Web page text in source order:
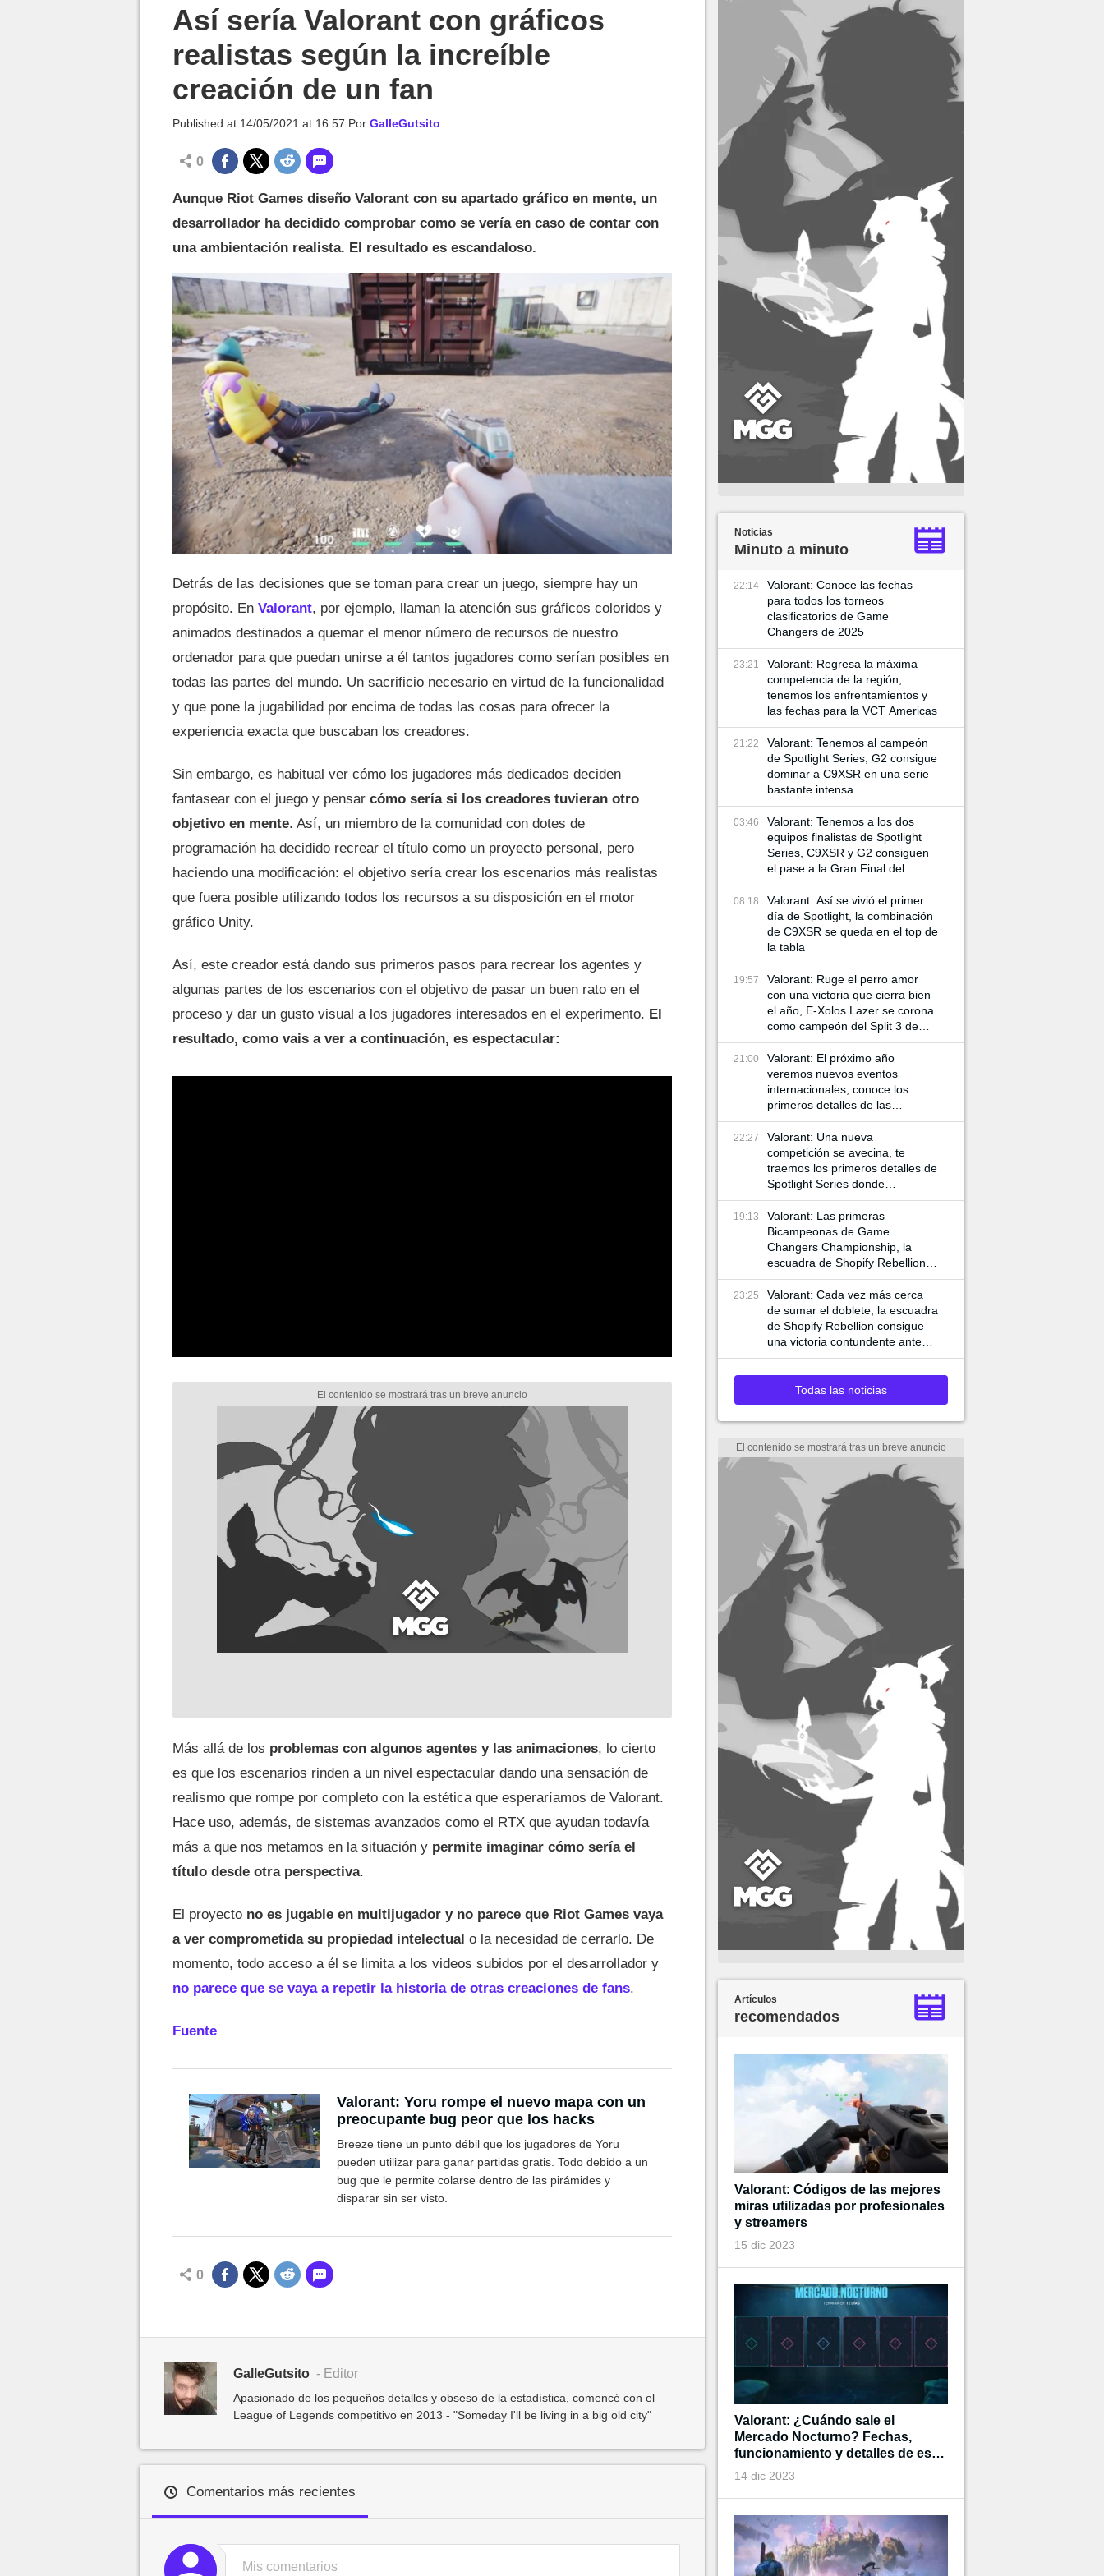
Así sería Valorant con gráficos
realistas según la increíble
creación de un fan
Published at 14/05/2021 at 16:57 Por GalleGutsito
0
Aunque Riot Games diseño Valorant con su apartado gráfico en mente, un
desarrollador ha decidido comprobar como se vería en caso de contar con
una ambientación realista. El resultado es escandaloso.
Detrás de las decisiones que se toman para crear un juego, siempre hay un
propósito. En Valorant, por ejemplo, llaman la atención sus gráficos coloridos y
animados destinados a quemar el menor número de recursos de nuestro
ordenador para que puedan unirse a él tantos jugadores como serían posibles en
todas las partes del mundo. Un sacrificio necesario en virtud de la funcionalidad
y que pone la jugabilidad por encima de todas las cosas para ofrecer la
experiencia exacta que buscaban los creadores.
Sin embargo, es habitual ver cómo los jugadores más dedicados deciden
fantasear con el juego y pensar cómo sería si los creadores tuvieran otro
objetivo en mente. Así, un miembro de la comunidad con dotes de
programación ha decidido recrear el título como un proyecto personal, pero
haciendo una modificación: el objetivo sería crear los escenarios más realistas
que fuera posible utilizando todos los recursos a su disposición en el motor
gráfico Unity.
Así, este creador está dando sus primeros pasos para recrear los agentes y
algunas partes de los escenarios con el objetivo de pasar un buen rato en el
proceso y dar un gusto visual a los jugadores interesados en el experimento. El
resultado, como vais a ver a continuación, es espectacular:
Más allá de los problemas con algunos agentes y las animaciones, lo cierto
es que los escenarios rinden a un nivel espectacular dando una sensación de
realismo que rompe por completo con la estética que esperaríamos de Valorant.
Hace uso, además, de sistemas avanzados como el RTX que ayudan todavía
más a que nos metamos en la situación y permite imaginar cómo sería el
título desde otra perspectiva.
El proyecto no es jugable en multijugador y no parece que Riot Games vaya
a ver comprometida su propiedad intelectual o la necesidad de cerrarlo. De
momento, todo acceso a él se limita a los videos subidos por el desarrollador y
no parece que se vaya a repetir la historia de otras creaciones de fans.
Fuente
Valorant: Yoru rompe el nuevo mapa con un
preocupante bug peor que los hacks
Breeze tiene un punto débil que los jugadores de Yoru
pueden utilizar para ganar partidas gratis. Todo debido a un
bug que le permite colarse dentro de las pirámides y
disparar sin ser visto.
0
GalleGutsito - Editor
Apasionado de los pequeños detalles y obseso de la estadística, comencé con el
League of Legends competitivo en 2013 - "Someday I'll be living in a big old city"
Comentarios más recientes
Noticias
Minuto a minuto
22:14
Valorant: Conoce las fechas
para todos los torneos
clasificatorios de Game
Changers de 2025
23:21
Valorant: Regresa la máxima
competencia de la región,
tenemos los enfrentamientos y
las fechas para la VCT Americas
21:22
Valorant: Tenemos al campeón
de Spotlight Series, G2 consigue
dominar a C9XSR en una serie
bastante intensa
03:46
Valorant: Tenemos a los dos
equipos finalistas de Spotlight
Series, C9XSR y G2 consiguen
el pase a la Gran Final del
torneo
08:18
Valorant: Así se vivió el primer
día de Spotlight, la combinación
de C9XSR se queda en el top de
la tabla
19:57
Valorant: Ruge el perro amor
con una victoria que cierra bien
el año, E-Xolos Lazer se corona
como campeón del Split 3 de
VCL Norte
21:00
Valorant: El próximo año
veremos nuevos eventos
internacionales, conoce los
primeros detalles de las
siguientes competencias
internacionales de VCT
22:27
Valorant: Una nueva
competición se avecina, te
traemos los primeros detalles de
Spotlight Series donde
jugadores de VCT y Game
Changers participan
19:13
Valorant: Las primeras
Bicampeonas de Game
Changers Championship, la
escuadra de Shopify Rebellion
consigue llevarse la final 3-0
ante MIBR para alzar la copa
23:25
Valorant: Cada vez más cerca
de sumar el doblete, la escuadra
de Shopify Rebellion consigue
una victoria contundente ante
G2 para asegurar el pase a la
final
Todas las noticias
Artículos
recomendados
Valorant: Códigos de las mejores
miras utilizadas por profesionales
y streamers
15 dic 2023
Valorant: ¿Cuándo sale el
Mercado Nocturno? Fechas,
funcionamiento y detalles de esta
tienda de tiempo limitado
14 dic 2023